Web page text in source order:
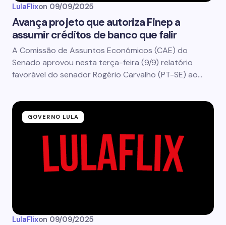
LulaFlixon 09/09/2025
Avança projeto que autoriza Finep a
assumir créditos de banco que falir
A Comissão de Assuntos Econômicos (CAE) do
Senado aprovou nesta terça-feira (9/9) relatório
favorável do senador Rogério Carvalho (PT-SE) ao…
GOVERNO LULA
LulaFlixon 09/09/2025